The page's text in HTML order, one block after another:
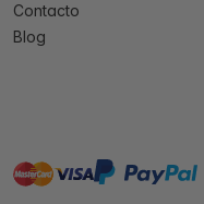
Contacto
Blog
mastervisa paypal